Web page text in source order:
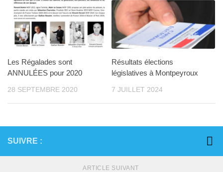
Les Régalades sont
ANNULÉES pour 2020
28 SEPTEMBRE 2020
Résultats élections
législatives à Montpeyroux
7 JUILLET 2024
SUIVRE :
ARTICLE SUIVANT